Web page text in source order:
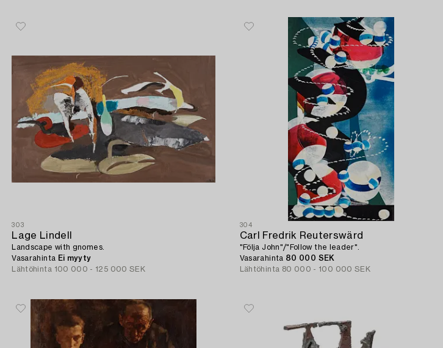
303
Lage Lindell
Landscape with gnomes.
Vasarahinta Ei myyty
Lähtöhinta 100 000 - 125 000 SEK
304
Carl Fredrik Reuterswärd
"Följa John"/"Follow the leader".
Vasarahinta 80 000 SEK
Lähtöhinta 80 000 - 100 000 SEK